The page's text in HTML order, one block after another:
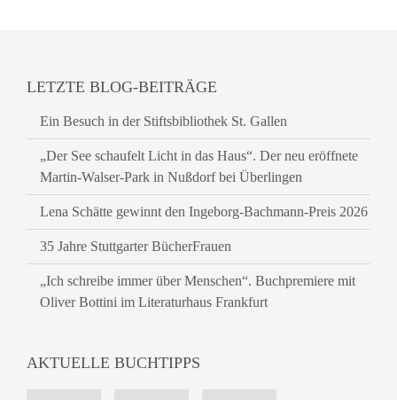
LETZTE BLOG-BEITRÄGE
Ein Besuch in der Stiftsbibliothek St. Gallen
„Der See schaufelt Licht in das Haus“. Der neu eröffnete
Martin-Walser-Park in Nußdorf bei Überlingen
Lena Schätte gewinnt den Ingeborg-Bachmann-Preis 2026
35 Jahre Stuttgarter BücherFrauen
„Ich schreibe immer über Menschen“. Buchpremiere mit
Oliver Bottini im Literaturhaus Frankfurt
AKTUELLE BUCHTIPPS